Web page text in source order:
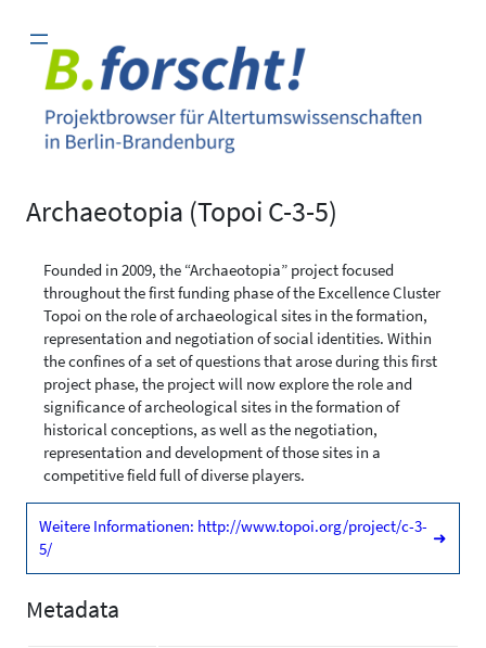
Inhalt
springen
Archaeotopia (Topoi C-3-5)
Founded in 2009, the “Archaeotopia” project focused
throughout the first funding phase of the Excellence Cluster
Topoi on the role of archaeological sites in the formation,
representation and negotiation of social identities. Within
the confines of a set of questions that arose during this first
project phase, the project will now explore the role and
significance of archeological sites in the formation of
historical conceptions, as well as the negotiation,
representation and development of those sites in a
competitive field full of diverse players.
Weitere Informationen: http://www.topoi.org/project/c-3-
5/
➜
Metadata